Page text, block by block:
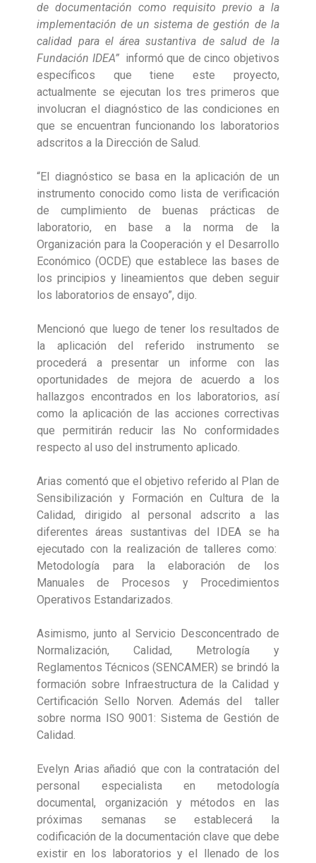
de documentación como requisito previo a la
implementación de un sistema de gestión de la
calidad para el área sustantiva de salud de la
Fundación IDEA” informó que de cinco objetivos
específicos que tiene este proyecto,
actualmente se ejecutan los tres primeros que
involucran el diagnóstico de las condiciones en
que se encuentran funcionando los laboratorios
adscritos a la Dirección de Salud.
“El diagnóstico se basa en la aplicación de un
instrumento conocido como lista de verificación
de cumplimiento de buenas prácticas de
laboratorio, en base a la norma de la
Organización para la Cooperación y el Desarrollo
Económico (OCDE) que establece las bases de
los principios y lineamientos que deben seguir
los laboratorios de ensayo”, dijo.
Mencionó que luego de tener los resultados de
la aplicación del referido instrumento se
procederá a presentar un informe con las
oportunidades de mejora de acuerdo a los
hallazgos encontrados en los laboratorios, así
como la aplicación de las acciones correctivas
que permitirán reducir las No conformidades
respecto al uso del instrumento aplicado.
Arias comentó que el objetivo referido al Plan de
Sensibilización y Formación en Cultura de la
Calidad, dirigido al personal adscrito a las
diferentes áreas sustantivas del IDEA se ha
ejecutado con la realización de talleres como:
Metodología para la elaboración de los
Manuales de Procesos y Procedimientos
Operativos Estandarizados.
Asimismo, junto al Servicio Desconcentrado de
Normalización, Calidad, Metrología y
Reglamentos Técnicos (SENCAMER) se brindó la
formación sobre Infraestructura de la Calidad y
Certificación Sello Norven. Además del taller
sobre norma ISO 9001: Sistema de Gestión de
Calidad.
Evelyn Arias añadió que con la contratación del
personal especialista en metodología
documental, organización y métodos en las
próximas semanas se establecerá la
codificación de la documentación clave que debe
existir en los laboratorios y el llenado de los